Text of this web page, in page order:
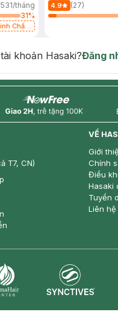
531/tháng
31%
Chất
4.9 (27)
khoản Hasaki?Đăng
nowfree
T7, CN)
VỀ
Giới
Chính
Điều
Hasaki
Tuyển
Liên hệ